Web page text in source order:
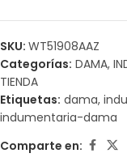
SKU: WT51908AAZ
Categorías: DAMA,
TIENDA
Etiquetas: dama,
indumentaria-dama
Comparte en: